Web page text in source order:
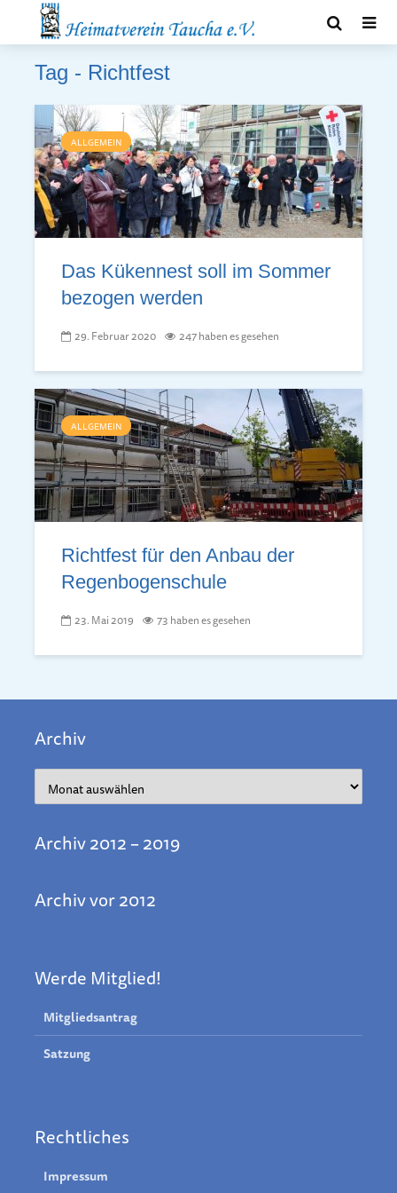
Tag - Richtfest
ALLGEMEIN
Das Kükennest soll im Sommer
bezogen werden
29. Februar 2020 247 haben es gesehen
ALLGEMEIN
Richtfest für den Anbau der
Regenbogenschule
23. Mai 2019 73 haben es gesehen
Archiv
Archiv 2012 – 2019
Archiv vor 2012
Werde Mitglied!
Mitgliedsantrag
Satzung
Rechtliches
Impressum